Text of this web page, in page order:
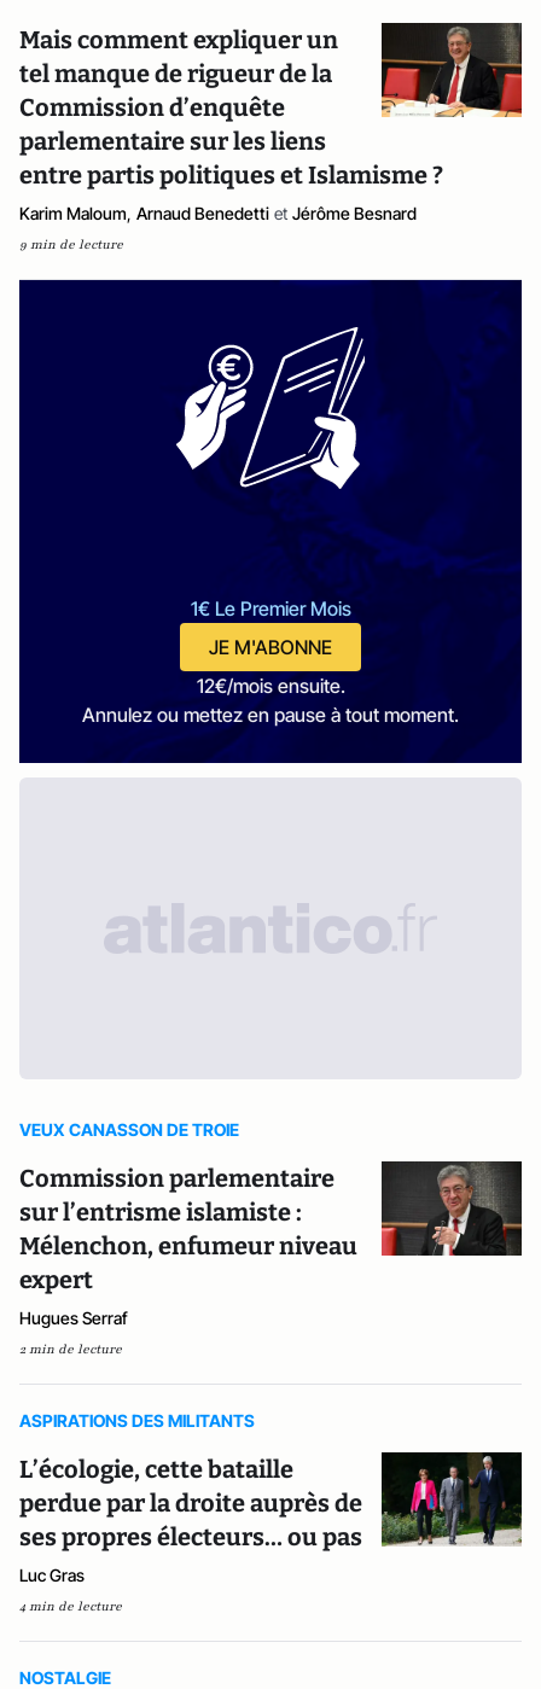
Mais comment expliquer un
tel manque de rigueur de la
Commission d’enquête
parlementaire sur les liens
entre partis politiques et Islamisme ?
Karim Maloum, Arnaud Benedetti et Jérôme Besnard
9 min de lecture
1€ Le Premier Mois
JE M'ABONNE
12€/mois ensuite.
Annulez ou mettez en pause à tout moment.
VEUX CANASSON DE TROIE
Commission parlementaire
sur l’entrisme islamiste :
Mélenchon, enfumeur niveau
expert
Hugues Serraf
2 min de lecture
ASPIRATIONS DES MILITANTS
L’écologie, cette bataille
perdue par la droite auprès de
ses propres électeurs… ou pas
Luc Gras
4 min de lecture
NOSTALGIE